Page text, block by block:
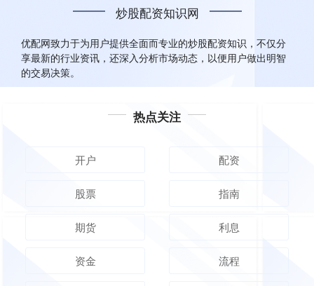
炒股配资知识网
优配网致力于为用户提供全面而专业的炒股配资知识，不仅分
享最新的行业资讯，还深入分析市场动态，以便用户做出明智
的交易决策。
热点关注
开户 配资
股票 指南
期货 利息
资金 流程